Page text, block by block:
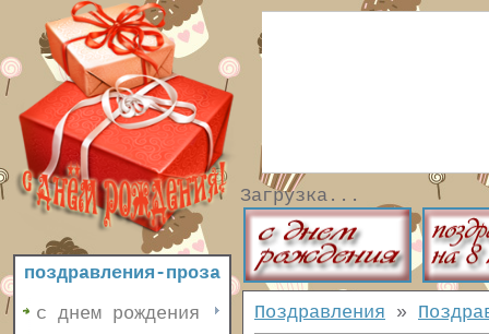
поздравления-проза
с днем рождения
Загрузка...
Поздравления »